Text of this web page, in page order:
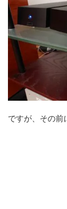
ですが、その前